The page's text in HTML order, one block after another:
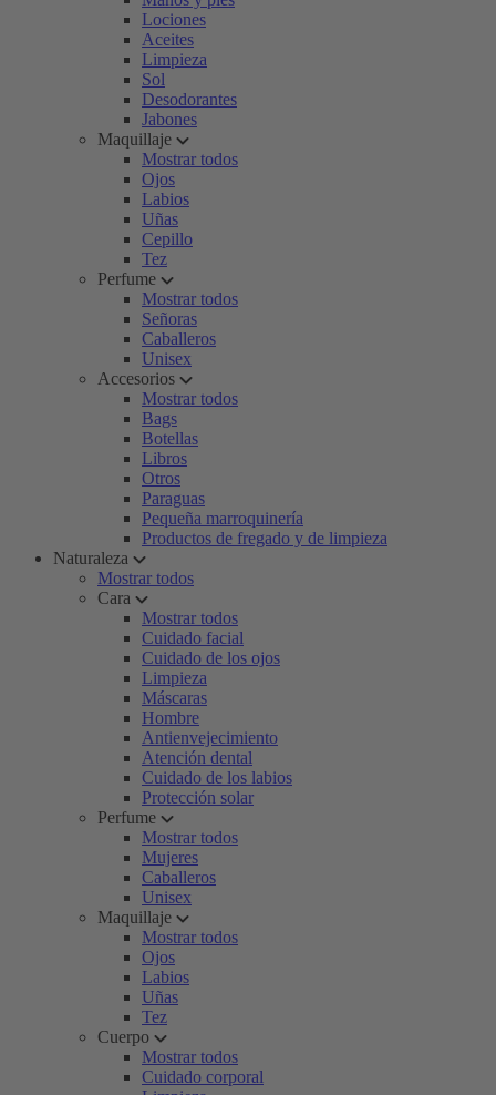
Lociones
Aceites
Limpieza
Sol
Desodorantes
Jabones
Maquillaje
Mostrar todos
Ojos
Labios
Uñas
Cepillo
Tez
Perfume
Mostrar todos
Señoras
Caballeros
Unisex
Accesorios
Mostrar todos
Bags
Botellas
Libros
Otros
Paraguas
Pequeña marroquinería
Productos de fregado y de limpieza
Naturaleza
Mostrar todos
Cara
Mostrar todos
Cuidado facial
Cuidado de los ojos
Limpieza
Máscaras
Hombre
Antienvejecimiento
Atención dental
Cuidado de los labios
Protección solar
Perfume
Mostrar todos
Mujeres
Caballeros
Unisex
Maquillaje
Mostrar todos
Ojos
Labios
Uñas
Tez
Cuerpo
Mostrar todos
Cuidado corporal